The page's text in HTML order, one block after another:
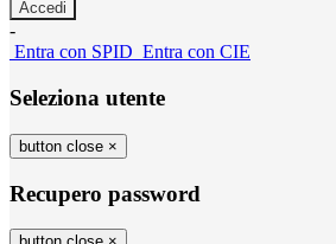
-
Entra con SPID Entra con CIE
Seleziona utente
button close ×
Recupero password